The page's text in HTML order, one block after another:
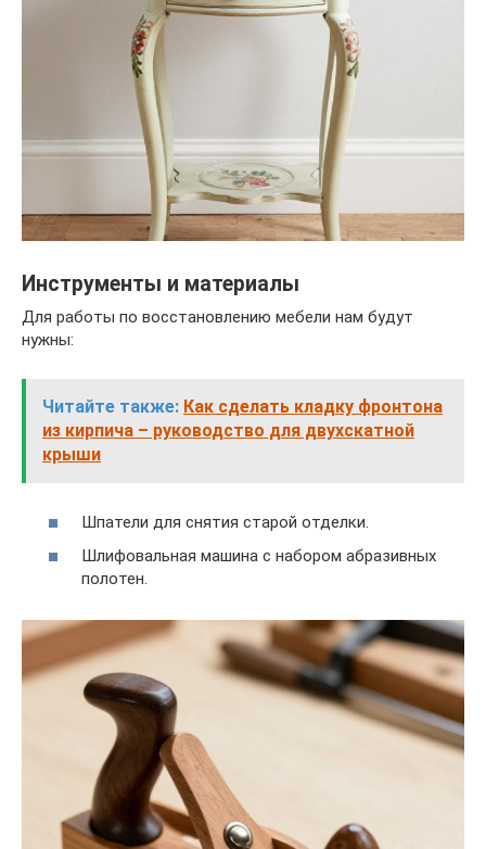
Инструменты и материалы
Для работы по восстановлению мебели нам будут
нужны:
Читайте также: Как сделать кладку фронтона
из кирпича – руководство для двухскатной
крыши
Шпатели для снятия старой отделки.
Шлифовальная машина с набором абразивных
полотен.